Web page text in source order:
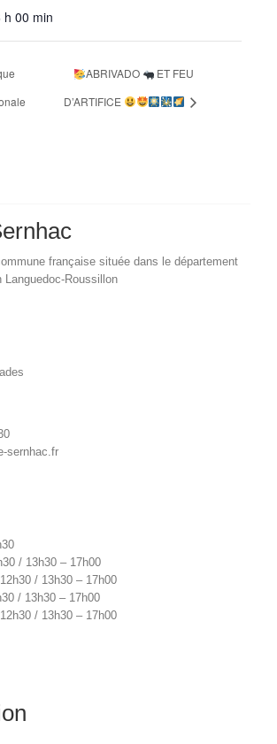
00 min
ABRIVADO
ET FEU
D’ARTIFICE
française située dans le département
Languedoc-Roussillon
sernhac.fr
/ 13h30 – 17h00
/ 13h30 – 17h00
/ 13h30 – 17h00
/ 13h30 – 17h00